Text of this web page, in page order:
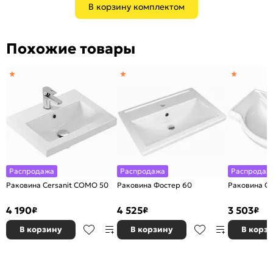
В корзину комплектом
Похожие товары
Распродажа
Раковина Cersanit COMO 50
4 190₽
В корзину
Распродажа
Раковина Фостер 60
4 525₽
В корзину
Раковина
3 503₽
В